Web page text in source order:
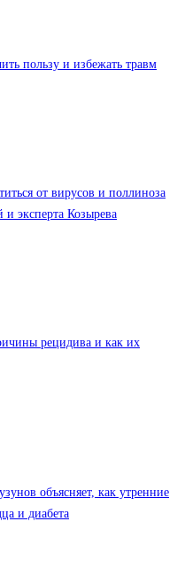
пользу и избежать травм
от вирусов и поллиноза
эксперта Козырева
рецидива и как их
объясняет, как утренние
и диабета